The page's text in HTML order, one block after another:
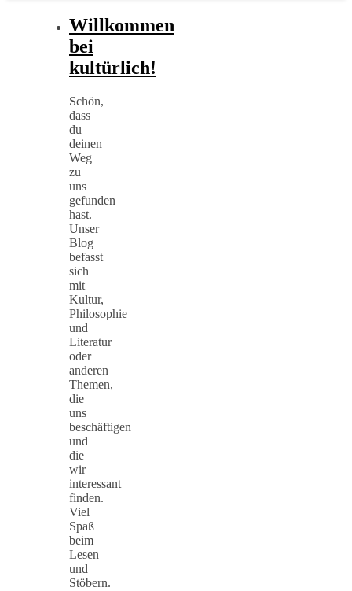
Willkommen
bei
kultürlich!
Schön,
dass
du
deinen
Weg
zu
uns
gefunden
hast.
Unser
Blog
befasst
sich
mit
Kultur,
Philosophie
und
Literatur
oder
anderen
Themen,
die
uns
beschäftigen
und
die
wir
interessant
finden.
Viel
Spaß
beim
Lesen
und
Stöbern.